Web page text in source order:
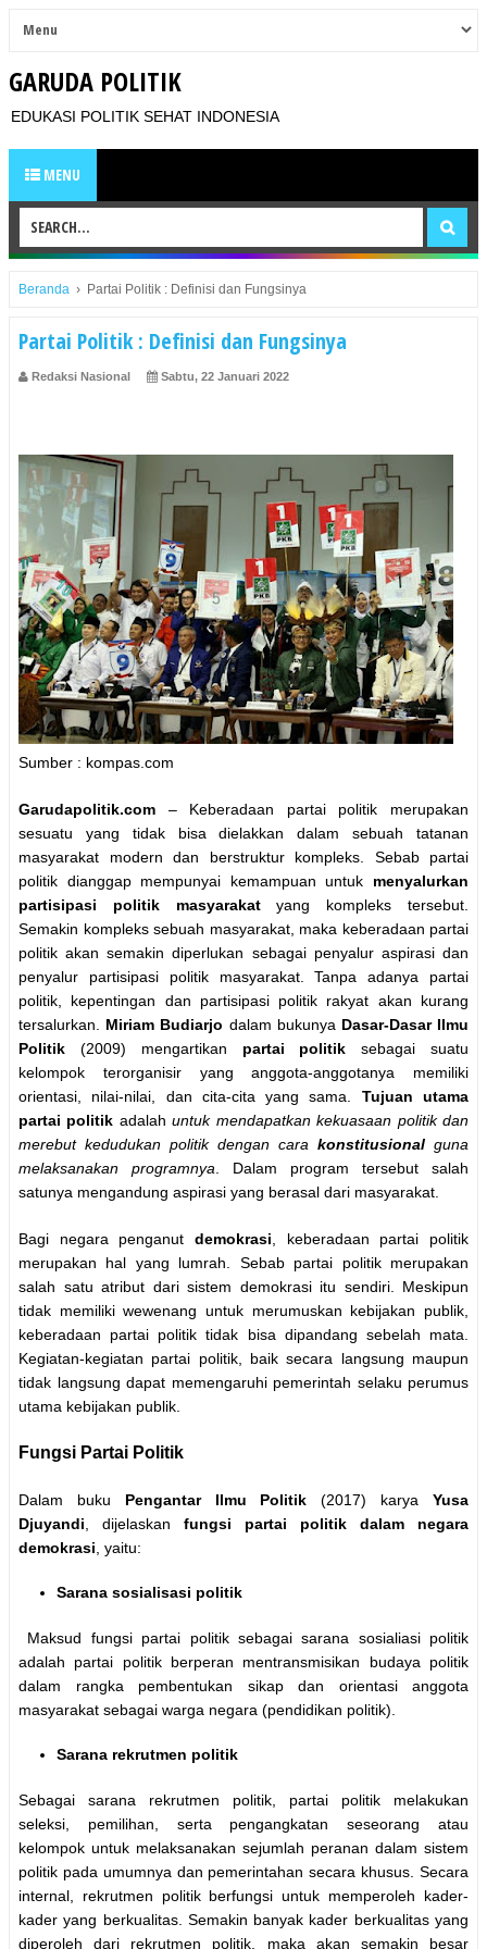
GARUDA POLITIK
EDUKASI POLITIK SEHAT INDONESIA
MENU
Beranda › Partai Politik : Definisi dan Fungsinya
Partai Politik : Definisi dan Fungsinya
Redaksi Nasional Sabtu, 22 Januari 2022
Sumber : kompas.com
Garudapolitik.com – Keberadaan partai politik merupakan
sesuatu yang tidak bisa dielakkan dalam sebuah tatanan
masyarakat modern dan berstruktur kompleks. Sebab partai
politik dianggap mempunyai kemampuan untuk menyalurkan
partisipasi politik masyarakatyang kompleks tersebut.
Semakin kompleks sebuah masyarakat, maka keberadaan partai
politik akan semakin diperlukan sebagai penyalur aspirasi dan
penyalur partisipasi politik masyarakat. Tanpa adanya partai
politik, kepentingan dan partisipasi politik rakyat akan kurang
tersalurkan. Miriam Budiarjo dalam bukunya Dasar-Dasar Ilmu
Politik (2009) mengartikan partai politiksebagai suatu
kelompok terorganisir yang anggota-anggotanya memiliki
orientasi, nilai-nilai, dan cita-cita yang sama. Tujuan utama
partai politik adalahuntuk mendapatkan kekuasaan politik dan
merebut kedudukan politik dengan cara konstitusional guna
melaksanakan programnya . Dalam program tersebut salah
satunya mengandung aspirasi yang berasal dari masyarakat.
Bagi negara penganut demokrasi , keberadaan partai politik
merupakan hal yang lumrah. Sebab partai politik merupakan
salah satu atribut dari sistem demokrasi itu sendiri. Meskipun
tidak memiliki wewenang untuk merumuskan kebijakan publik,
keberadaan partai politik tidak bisa dipandang sebelah mata.
Kegiatan-kegiatan partai politik, baik secara langsung maupun
tidak langsung dapat memengaruhi pemerintah selaku perumus
utama kebijakan publik.
Fungsi Partai Politik
Dalam buku Pengantar Ilmu Politik(2017) karyaYusa
Djuyandi , dijelaskan fungsi partai politik dalam negara
demokrasi , yaitu:
Sarana sosialisasi politik
Maksud fungsi partai politik sebagai sarana sosialiasi politik
adalah partai politik berperan mentransmisikan budaya politik
dalam rangka pembentukan sikap dan orientasi anggota
masyarakat sebagai warga negara (pendidikan politik).
Sarana rekrutmen politik
Sebagai sarana rekrutmen politik, partai politik melakukan
seleksi, pemilihan, serta pengangkatan seseorang atau
kelompok untuk melaksanakan sejumlah peranan dalam sistem
politik pada umumnya dan pemerintahan secara khusus. Secara
internal, rekrutmen politik berfungsi untuk memperoleh kader-
kader yang berkualitas. Semakin banyak kader berkualitas yang
diperoleh dari rekrutmen politik, maka akan semakin besar